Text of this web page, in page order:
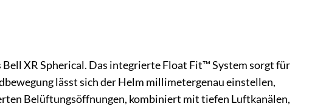
XR Spherical. Das integrierte Float Fit™ System sorgt für
lässt sich der Helm millimetergenau einstellen,
Belüftungsöffnungen, kombiniert mit tiefen Luftkanälen,